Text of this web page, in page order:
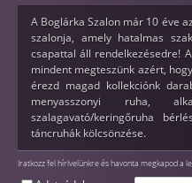
A Boglárka Szalon már 10 éve
szalonja, amely hatalmas
csapattal áll rendelkezésedre!
mindent megteszünk azért,
érezd magad kollekciónk
menyasszonyi ruha,
szalagavató/keringőruha
táncruhák kölcsönzése.
Iratkozz fel hírlvelünkre és havonta megkapod a